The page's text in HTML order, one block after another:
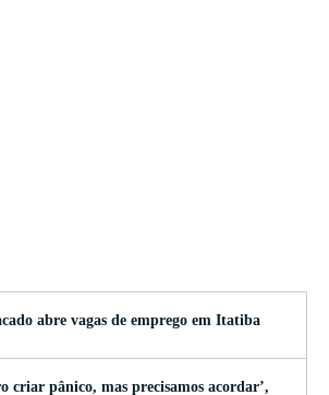
abre vagas de emprego em Itatiba
criar pânico, mas precisamos acordar’,